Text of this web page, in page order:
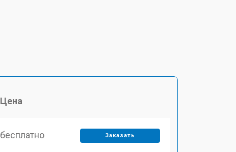
Цена
бесплатно Заказать